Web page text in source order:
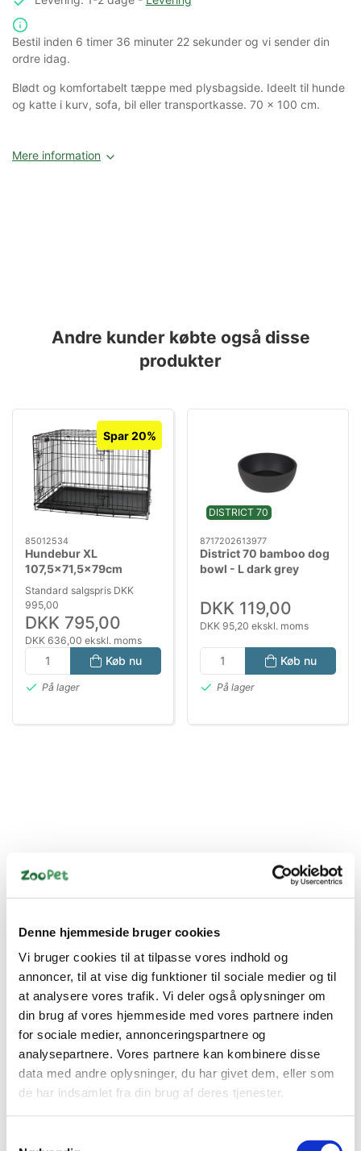
Denne hjemmeside bruger cookies
Vi bruger cookies til at tilpasse vores indhold og
annoncer, til at vise dig funktioner til sociale medier og til
at analysere vores trafik. Vi deler også oplysninger om
din brug af vores hjemmeside med vores partnere inden
for sociale medier, annonceringspartnere og
analysepartnere. Vores partnere kan kombinere disse
data med andre oplysninger, du har givet dem, eller som
de har indsamlet fra din brug af deres tjenester.
Bestil inden 6 timer 36 minuter 22 sekunder og vi sender din
ordre idag.
Blødt og komfortabelt tæppe med plysbagside. Ideelt til hunde
og katte i kurv, sofa, bil eller transportkasse. 70 × 100 cm.
Mere information
Andre kunder købte også disse
produkter
Spar 20%
85012534
Hundebur XL
107,5x71,5x79cm
Standard salgspris DKK
995,00
DKK 795,00
DKK 636,00 ekskl. moms
Køb nu
På lager
DISTRICT 70
8717202613977
District 70 bamboo dog
bowl - L dark grey
DKK 119,00
DKK 95,20 ekskl. moms
Køb nu
På lager
Hundetransportere & Hundebure
Spar 50%
5707044025673
Hundetransportkasse
Sammenklappelig
7330002028829
Transporttaske Nylon
Oval Small 2-i-1 –
Sort/Grå, 40 × 35 × 30